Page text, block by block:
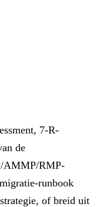
7-R-
de
AMMP/RMP-
runbook
of breid uit